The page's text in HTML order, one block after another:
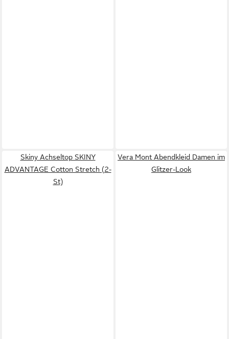
Skiny Achseltop SKINY
ADVANTAGE Cotton Stretch (2-
St)
Vera Mont Abendkleid Damen im
Glitzer-Look